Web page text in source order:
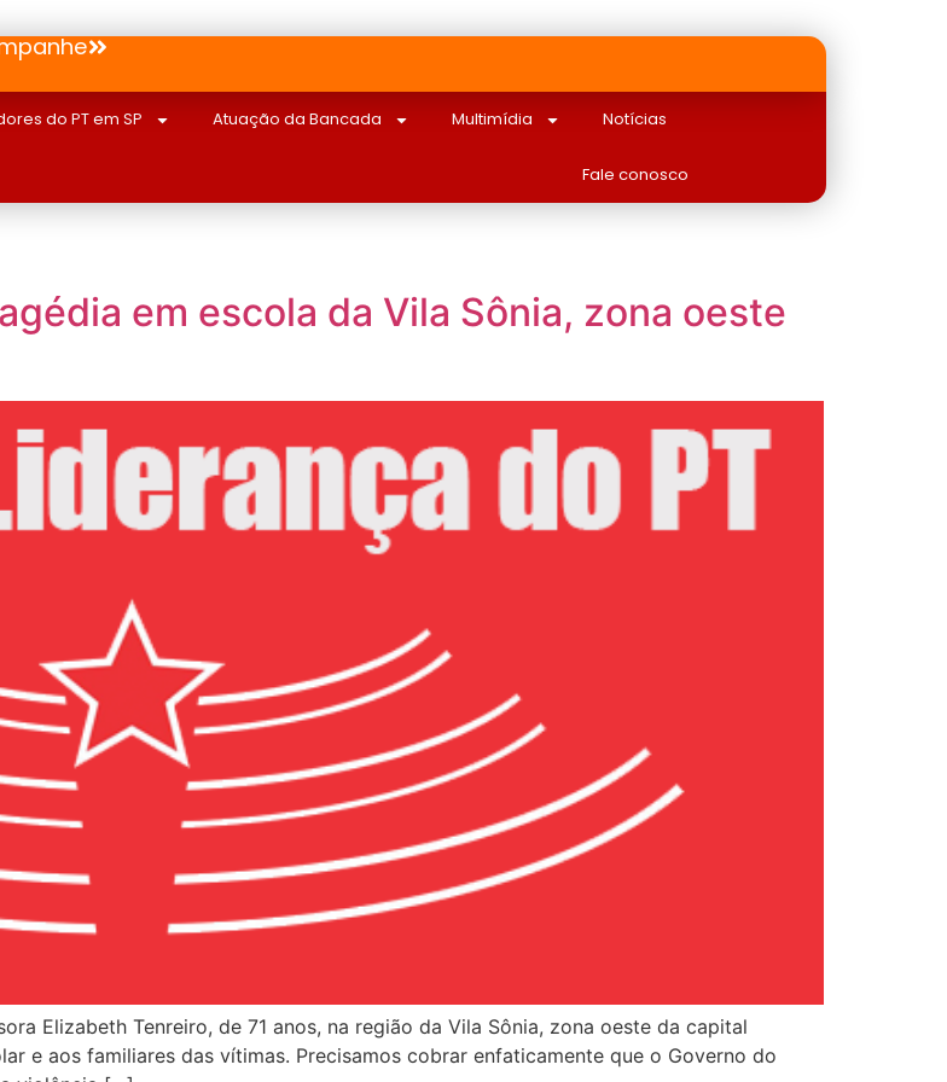
do PT em SP Atuação da Bancada Multimídia Notícias
Fale conosco
em escola da Vila Sônia, zona oeste
Elizabeth Tenreiro, de 71 anos, na região da Vila Sônia, zona oeste da capital
e aos familiares das vítimas. Precisamos cobrar enfaticamente que o Governo do